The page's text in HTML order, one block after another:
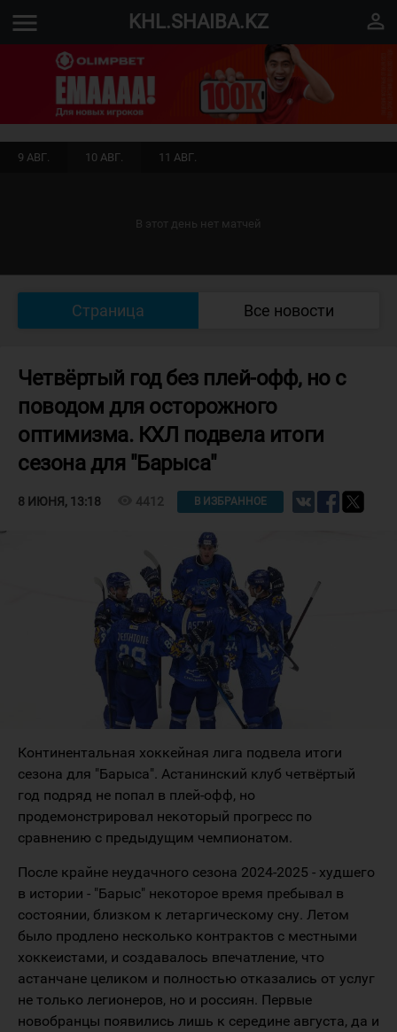
menu KHL.SHAIBA.KZ perm_identity
9 АВГ. 10 АВГ. 11 АВГ.
В этот день нет матчей
Страница Все новости
Четвёртый год без плей-офф, но с
поводом для осторожного
оптимизма. КХЛ подвела итоги
сезона для "Барыса"
8 ИЮНЯ, 13:18 4412 В ИЗБРАННОЕ
Континентальная хоккейная лига подвела итоги
сезона для "Барыса". Астанинский клуб четвёртый
год подряд не попал в плей-офф, но
продемонстрировал некоторый прогресс по
сравнению с предыдущим чемпионатом.
После крайне неудачного сезона 2024-2025 - худшего
в истории - "Барыс" некоторое время пребывал в
состоянии, близком к летаргическому сну. Летом
было продлено несколько контрактов с местными
хоккеистами, и создавалось впечатление, что
астанчане целиком и полностью отказались от услуг
не только легионеров, но и россиян. Первые
новобранцы появились лишь к середине августа, да и